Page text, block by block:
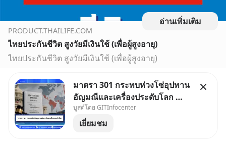
อ่านเพิ่มเติม
PRODUCT.THAILIFE.COM
ไทยประกันชีวิต สูงวัยมีเงินใช้ (เพื่อผู้สูงอายุ)
ไทยประกันชีวิต สูงวัยมีเงินใช้ (เพื่อผู้สูงอายุ)
มาตรา 301 กระทบห่วงโซ่อุปทาน
อัญมณีและเครื่องประดับโลก 🌍
ไทยเจอภาษี 12.5% ภายใต้
Section 301: ผลกระทบต่อการส่ง
บูสต์โดย GITInfocenter
เยี่ยมชม